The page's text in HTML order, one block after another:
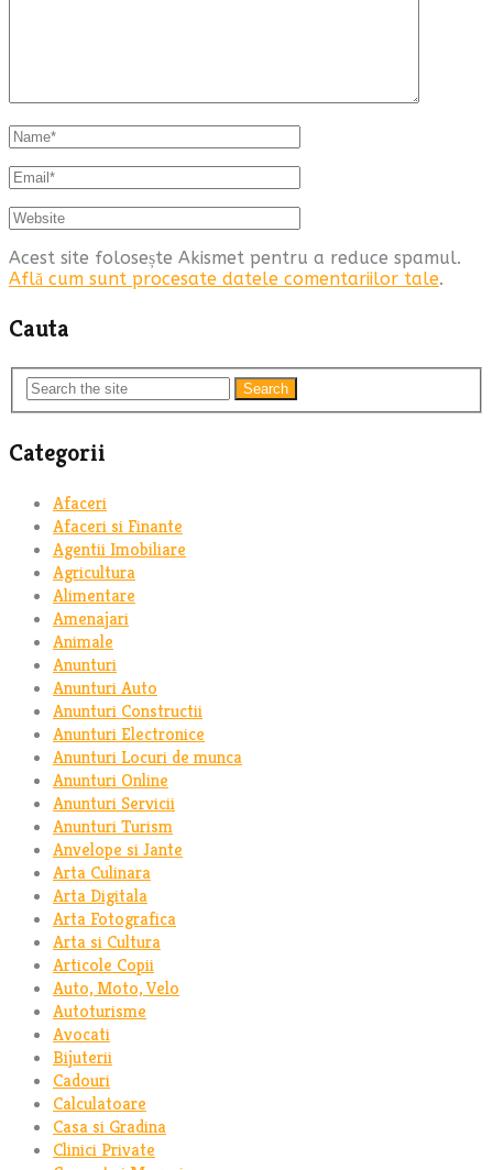
Acest site folosește Akismet pentru a reduce spamul.
Află cum sunt procesate datele comentariilor tale.
Cauta
Search
Categorii
Afaceri
Afaceri si Finante
Agentii Imobiliare
Agricultura
Alimentare
Amenajari
Animale
Anunturi
Anunturi Auto
Anunturi Constructii
Anunturi Electronice
Anunturi Locuri de munca
Anunturi Online
Anunturi Servicii
Anunturi Turism
Anvelope si Jante
Arta Culinara
Arta Digitala
Arta Fotografica
Arta si Cultura
Articole Copii
Auto, Moto, Velo
Autoturisme
Avocati
Bijuterii
Cadouri
Calculatoare
Casa si Gradina
Clinici Private